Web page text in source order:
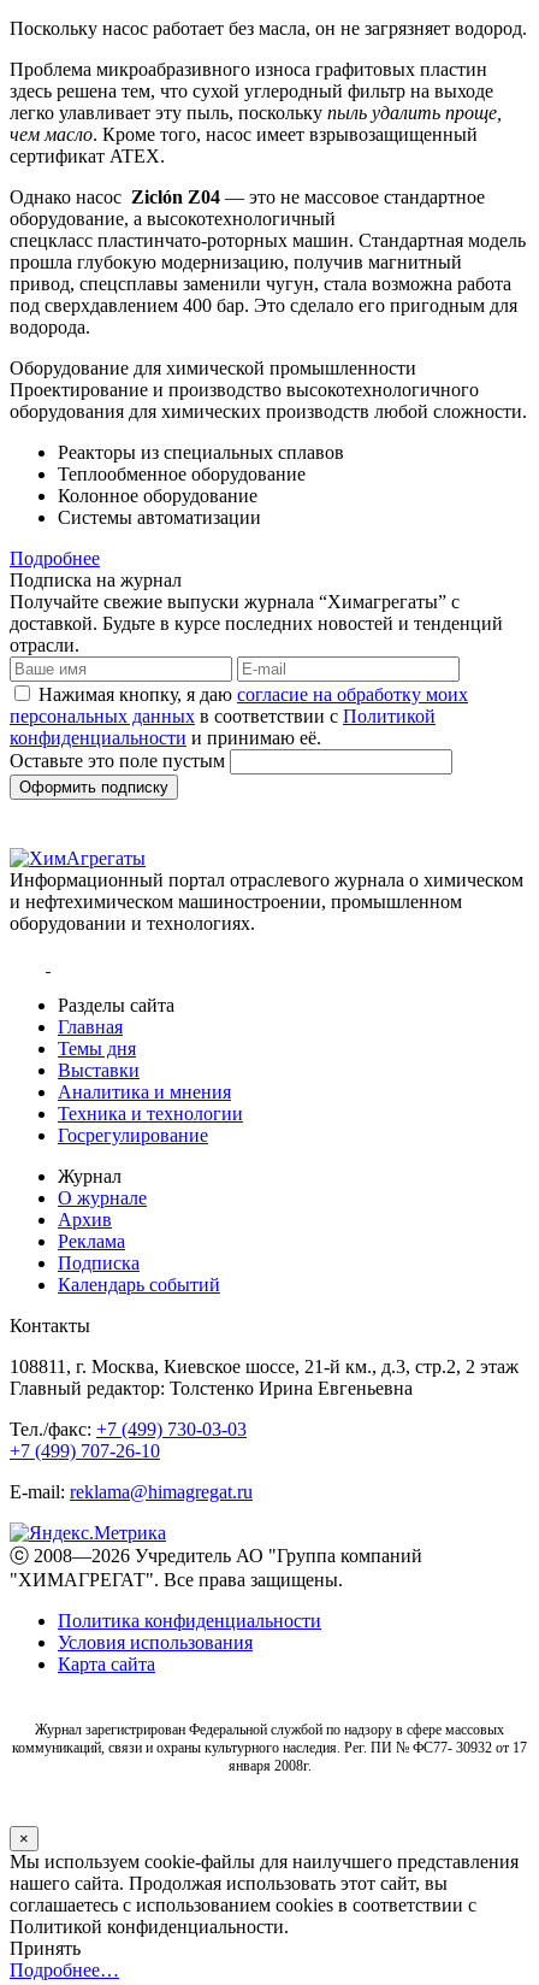
Поскольку насос работает без масла, он не загрязняет водород.
Проблема микроабразивного износа графитовых пластин
здесь решена тем, что сухой углеродный фильтр на выходе
легко улавливает эту пыль, поскольку пыль удалить проще,
чем масло. Кроме того, насос имеет взрывозащищенный
сертификат ATEX.
Однако насос Ziclón Z04 — это не массовое стандартное
оборудование, а высокотехнологичный
спецкласс пластинчато-роторных машин. Стандартная модель
прошла глубокую модернизацию, получив магнитный
привод, спецсплавы заменили чугун, стала возможна работа
под сверхдавлением 400 бар. Это сделало его пригодным для
водорода.
Оборудование для химической промышленности
Проектирование и производство высокотехнологичного
оборудования для химических производств любой сложности.
Реакторы из специальных сплавов
Теплообменное оборудование
Колонное оборудование
Системы автоматизации
Подробнее
Подписка на журнал
Получайте свежие выпуски журнала “Химагрегаты” с
доставкой. Будьте в курсе последних новостей и тенденций
отрасли.
Нажимая кнопку, я даю согласие на обработку моих
персональных данных в соответствии с Политикой
конфиденциальности и принимаю её.
Оставьте это поле пустым
Оформить подписку
Информационный портал отраслевого журнала о химическом
и нефтехимическом машиностроении, промышленном
оборудовании и технологиях.
Разделы сайта
Главная
Темы дня
Выставки
Аналитика и мнения
Техника и технологии
Госрегулирование
Журнал
О журнале
Архив
Реклама
Подписка
Календарь событий
Контакты
108811, г. Москва, Киевское шоссе, 21-й км., д.3, стр.2, 2 этаж
Главный редактор: Толстенко Ирина Евгеньевна
Тел./факс: +7 (499) 730-03-03
+7 (499) 707-26-10
E-mail: reklama@himagregat.ru
ⓒ 2008—2026 Учредитель АО "Группа компаний
"ХИМАГРЕГАТ". Все права защищены.
Политика конфиденциальности
Условия использования
Карта сайта
Журнал зарегистрирован Федеральной службой по надзору в сфере массовых
коммуникаций, связи и охраны культурного наследия. Рег. ПИ № ФС77- 30932 от 17
января 2008г.
×
Мы используем cookie-файлы для наилучшего представления
нашего сайта. Продолжая использовать этот сайт, вы
соглашаетесь с использованием cookies в соответствии с
Политикой конфиденциальности.
Принять
Подробнее…